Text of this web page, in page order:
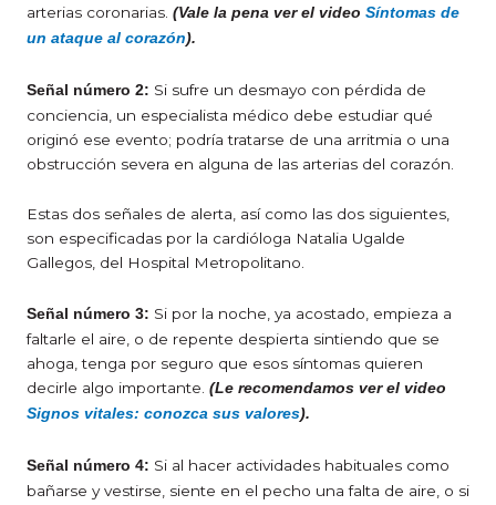
arterias coronarias. (Vale la pena ver el video Síntomas de
un ataque al corazón).
Señal número 2: Si sufre un desmayo con pérdida de
conciencia, un especialista médico debe estudiar qué
originó ese evento; podría tratarse de una arritmia o una
obstrucción severa en alguna de las arterias del corazón.
Estas dos señales de alerta, así como las dos siguientes,
son especificadas por la cardióloga Natalia Ugalde
Gallegos, del Hospital Metropolitano.
Señal número 3: Si por la noche, ya acostado, empieza a
faltarle el aire, o de repente despierta sintiendo que se
ahoga, tenga por seguro que esos síntomas quieren
decirle algo importante. (Le recomendamos ver el video
Signos vitales: conozca sus valores).
Señal número 4: Si al hacer actividades habituales como
bañarse y vestirse, siente en el pecho una falta de aire, o si